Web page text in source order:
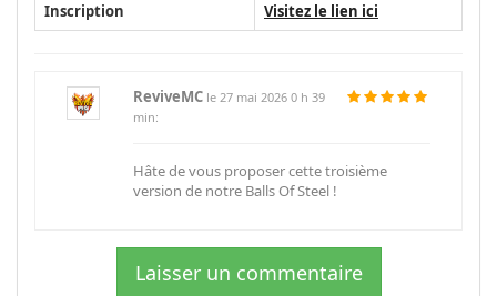
Inscription
Visitez le lien ici
ReviveMC le 27 mai 2026 0 h 39
min:
Hâte de vous proposer cette troisième
version de notre Balls Of Steel !
Laisser un commentaire